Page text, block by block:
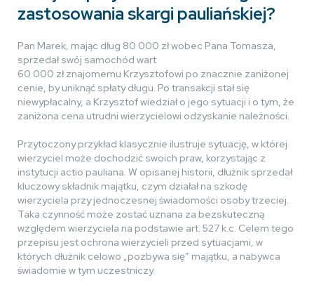
zastosowania skargi pauliańskiej?
Pan Marek, mając dług 80 000 zł wobec Pana Tomasza,
sprzedał swój samochód wart
60 000 zł znajomemu Krzysztofowi po znacznie zaniżonej
cenie, by uniknąć spłaty długu. Po transakcji stał się
niewypłacalny, a Krzysztof wiedział o jego sytuacji i o tym, że
zaniżona cena utrudni wierzycielowi odzyskanie należności.
Przytoczony przykład klasycznie ilustruje sytuację, w której
wierzyciel może dochodzić swoich praw, korzystając z
instytucji actio pauliana. W opisanej historii, dłużnik sprzedał
kluczowy składnik majątku, czym działał na szkodę
wierzyciela przy jednoczesnej świadomości osoby trzeciej.
Taka czynność może zostać uznana za bezskuteczną
względem wierzyciela na podstawie art. 527 k.c. Celem tego
przepisu jest ochrona wierzycieli przed sytuacjami, w
których dłużnik celowo „pozbywa się” majątku, a nabywca
świadomie w tym uczestniczy.